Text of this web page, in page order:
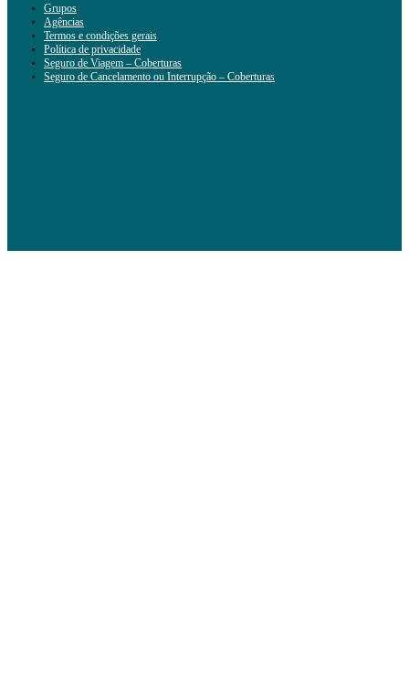
Grupos
Agências
Termos e condições gerais
Política de privacidade
Seguro de Viagem – Coberturas
Seguro de Cancelamento ou Interrupção – Coberturas